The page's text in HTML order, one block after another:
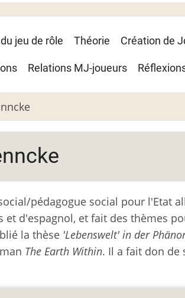
jeu de rôle Théorie Création de
Relations MJ-joueurs
pédagogue social pour l'Etat
et d'espagnol, et fait des thèmes
la thèse 'Lebenswelt' in der
The Earth Within. Il a fait don de